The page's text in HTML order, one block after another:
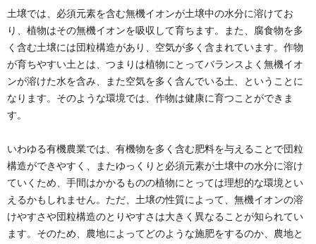
土壌では、必須元素を含む無機イオンが土壌中の水分に溶けてお
り、植物はその無機イオンを吸収して育ちます。また、腐食物を多
く含む土壌には団粒構造があり、空気が多く含まれています。作物
が育ちやすい土とは、つまりは植物にとってバランスよく無機イオ
ンが溶けた水を含み、また空気を多く含んでいる土、ということに
なります。そのような環境では、作物は健康に育つことができま
す。
いわゆる有機農業では、有機物を多く含む肥料を与えることで団粒
構造ができやすく、またゆっくりと必須元素が土壌中の水分に溶け
ていくため、手間はかかるものの植物にとっては理想的な環境とい
えるかもしれません。ただ、土壌の性質によって、無機イオンの溶
けやすさや団粒構造のとりやすさは大きく異なることが知られてい
ます。そのため、農地によってどのような施肥をするのか、農地と